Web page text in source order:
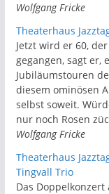
Wolfgang Fricke
Theaterhaus
Jetzt wird er 60,
gegangen, sagt er,
Jubiläumstouren
diesem ominösen
selbst soweit.
nur noch Rosen
Wolfgang Fricke
Theaterhaus
Tingvall Trio
Das